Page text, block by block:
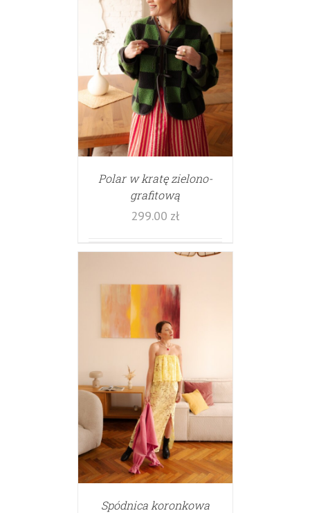
Polar w kratę zielono-
grafitową
299.00 zł
Spódnica koronkowa